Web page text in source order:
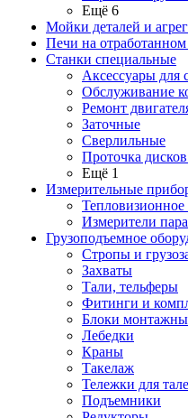
Ещё 6
Мойки деталей и
Печи на отработанном
Станки специальные
Аксессуары для
Обслуживание
Ремонт
Заточные
Сверлильные
Проточка
Ещё 1
Измерительные
Тепловизионное
Измерители
Грузоподъемное
Стропы и
Захваты
Тали, тельферы
Фитинги и
Блоки
Лебедки
Краны
Такелаж
Тележки для
Подъемники